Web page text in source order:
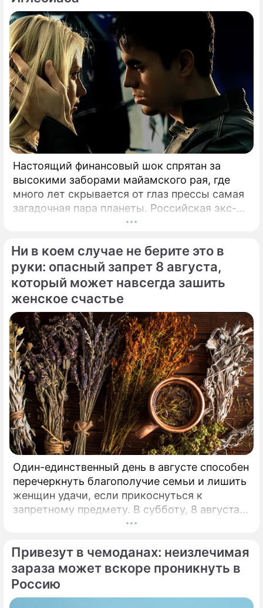
Настоящий финансовый шок спрятан за
высокими заборами майамского рая, где
много лет скрывается от глаз прессы самая
загадочная пара планеты. Российская экс-
теннисистка Анна Курникова и испанский
двадцати лет удерживают статус одной из
самых закрытых и непубличных пар
мирового шоу-бизнеса.
Ни в коем случае не берите это в
руки: опасный запрет 8 августа,
который может навсегда зашить
женское счастье
Один-единственный день в августе способен
перечеркнуть благополучие семьи и лишить
женщин удачи, если прикоснуться к
запретному предмету. В субботу, 8 августа,
православная церковь молитвенно чтит
Ермолая, Ермиппа и Ермократа, иереев
Никомидийских.
Привезут в чемоданах: неизлечимая
зараза может вскоре проникнуть в
Россию